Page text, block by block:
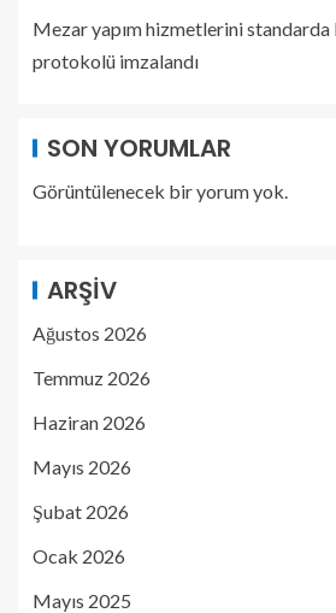
Mezar yapım hizmetlerini
protokolü imzalandı
SON YORUMLAR
Görüntülenecek bir yorum yok.
ARŞIV
Ağustos 2026
Temmuz 2026
Haziran 2026
Mayıs 2026
Şubat 2026
Ocak 2026
Mayıs 2025